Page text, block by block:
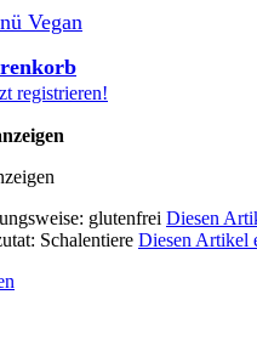
Vegan
registrieren!
glutenfrei Diesen
Schalentiere Diesen Artikel